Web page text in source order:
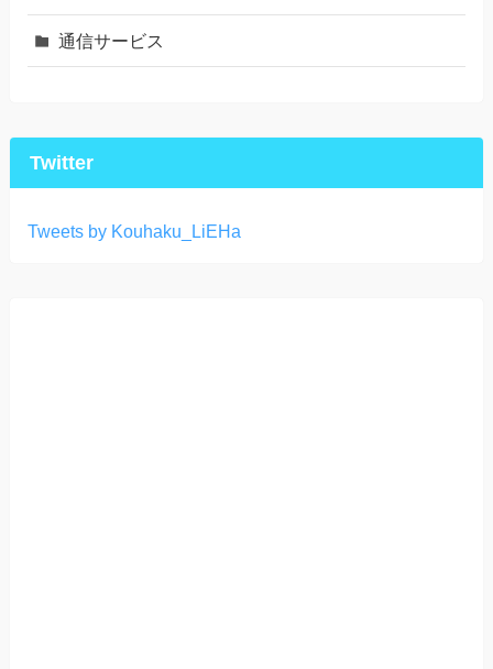
通信サービス
Twitter
Tweets by Kouhaku_LiEHa